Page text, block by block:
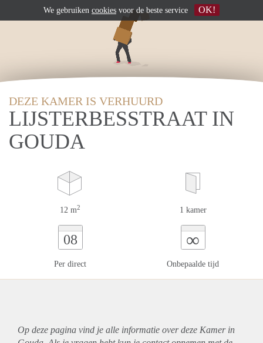
DEZE KAMER IS VERHUURD
LIJSTERBESSTRAAT IN
GOUDA
12 m2 1 kamer
08
Per direct
∞
Onbepaalde tijd
Op deze pagina vind je alle informatie over deze Kamer in
We gebruiken cookies voor de beste service OK!